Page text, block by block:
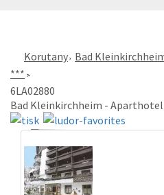
Korutany Bad
***
6LA02880
Bad Kleinkirchheim -